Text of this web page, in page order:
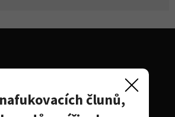
člunů,